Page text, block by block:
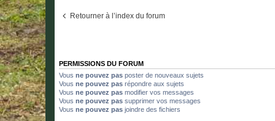
Retourner à l’index du forum
PERMISSIONS DU FORUM
Vous ne pouvez pas poster de nouveaux sujets
Vous ne pouvez pas répondre aux sujets
Vous ne pouvez pas modifier vos messages
Vous ne pouvez pas supprimer vos messages
Vous ne pouvez pas joindre des fichiers